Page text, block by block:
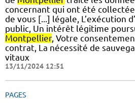
concernant qui ont été
de vous [...] légale, L’exécution
public, Un intérêt légitime
Montpellier, Votre
contrat, La nécessité de
vitaux
13/11/2024 12:51
PAGES